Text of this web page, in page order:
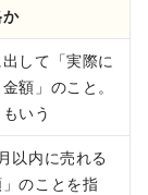
か
して「実際に
額」のこと。
いう
以内に売れる
のことを指